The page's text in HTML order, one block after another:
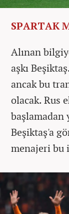
SPARTAK
Alınan
aşkı
ancak bu
olacak. Rus
başlamadan
Beşiktaş'a
menajeri bu